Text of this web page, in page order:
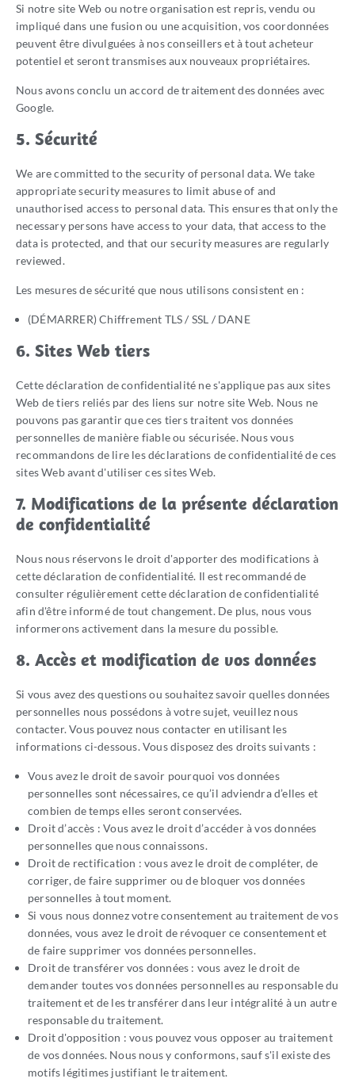
Si notre site Web ou notre organisation est repris, vendu ou
impliqué dans une fusion ou une acquisition, vos coordonnées
peuvent être divulguées à nos conseillers et à tout acheteur
potentiel et seront transmises aux nouveaux propriétaires.
Nous avons conclu un accord de traitement des données avec
Google.
5. Sécurité
We are committed to the security of personal data. We take
appropriate security measures to limit abuse of and
unauthorised access to personal data. This ensures that only the
necessary persons have access to your data, that access to the
data is protected, and that our security measures are regularly
reviewed.
Les mesures de sécurité que nous utilisons consistent en :
(DÉMARRER) Chiffrement TLS / SSL / DANE
6. Sites Web tiers
Cette déclaration de confidentialité ne s'applique pas aux sites
Web de tiers reliés par des liens sur notre site Web. Nous ne
pouvons pas garantir que ces tiers traitent vos données
personnelles de manière fiable ou sécurisée. Nous vous
recommandons de lire les déclarations de confidentialité de ces
sites Web avant d'utiliser ces sites Web.
7. Modifications de la présente déclaration
de confidentialité
Nous nous réservons le droit d'apporter des modifications à
cette déclaration de confidentialité. Il est recommandé de
consulter régulièrement cette déclaration de confidentialité
afin d'être informé de tout changement. De plus, nous vous
informerons activement dans la mesure du possible.
8. Accès et modification de vos données
Si vous avez des questions ou souhaitez savoir quelles données
personnelles nous possédons à votre sujet, veuillez nous
contacter. Vous pouvez nous contacter en utilisant les
informations ci-dessous. Vous disposez des droits suivants :
Vous avez le droit de savoir pourquoi vos données
personnelles sont nécessaires, ce qu’il adviendra d’elles et
combien de temps elles seront conservées.
Droit d’accès : Vous avez le droit d’accéder à vos données
personnelles que nous connaissons.
Droit de rectification : vous avez le droit de compléter, de
corriger, de faire supprimer ou de bloquer vos données
personnelles à tout moment.
Si vous nous donnez votre consentement au traitement de vos
données, vous avez le droit de révoquer ce consentement et
de faire supprimer vos données personnelles.
Droit de transférer vos données : vous avez le droit de
demander toutes vos données personnelles au responsable du
traitement et de les transférer dans leur intégralité à un autre
responsable du traitement.
Droit d'opposition : vous pouvez vous opposer au traitement
de vos données. Nous nous y conformons, sauf s'il existe des
motifs légitimes justifiant le traitement.